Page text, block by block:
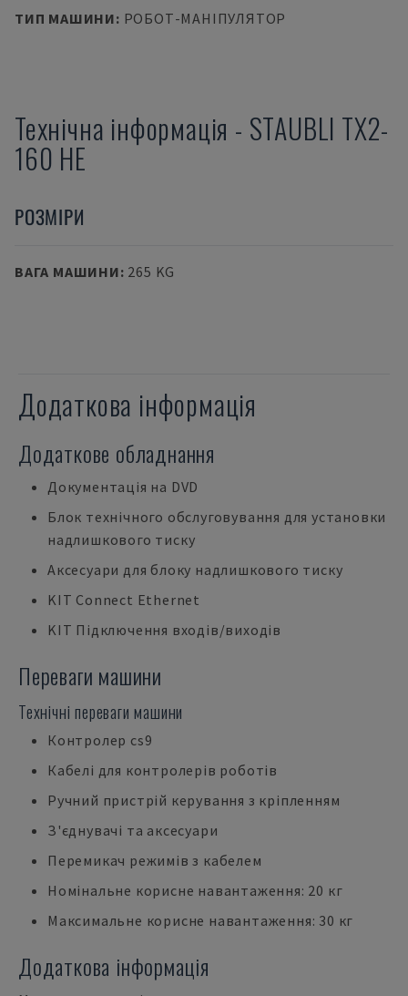
ТИП МАШИНИ: РОБОТ-МАНІПУЛЯТОР
Технічна інформація - STAUBLI TX2-
160 HE
РОЗМІРИ
ВАГА МАШИНИ: 265 KG
Додаткова інформація
Додаткове обладнання
Документація на DVD
Блок технічного обслуговування для установки
надлишкового тиску
Аксесуари для блоку надлишкового тиску
KIT Connect Ethernet
KIT Підключення входів/виходів
Переваги машини
Технічні переваги машини
Контролер cs9
Кабелі для контролерів роботів
Ручний пристрій керування з кріпленням
З'єднувачі та аксесуари
Перемикач режимів з кабелем
Номінальне корисне навантаження: 20 кг
Максимальне корисне навантаження: 30 кг
Додаткова інформація